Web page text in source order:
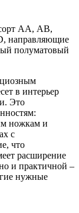
сорт АА, АВ,
направляющие
полуматовый
в интерьер
Это
ножкам и
с
что
расширение
и практичной –
нужные